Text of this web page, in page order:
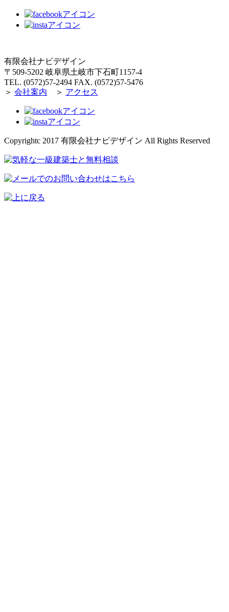
有限会社ナビデザイン
〒509-5202 岐阜県土岐市下石町1157-4
TEL. (0572)57-2494 FAX. (0572)57-5476
＞ 会社案内 ＞ アクセス
Copyrightc 2017 有限会社ナビデザイン All Rights Reserved